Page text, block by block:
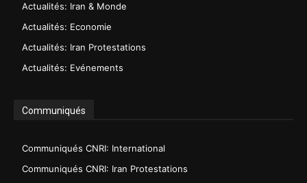
Actualités: Iran & Monde
Actualités: Economie
Actualités: Iran Protestations
Actualités: Evénements
Communiqués
Communiqués CNRI: International
Communiqués CNRI: Iran Protestations